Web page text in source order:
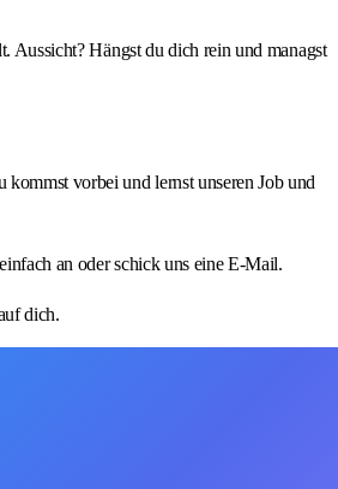
Aussicht? Hängst du dich rein und managst
vorbei und lernst unseren Job und
an oder schick uns eine E-Mail.
dich.